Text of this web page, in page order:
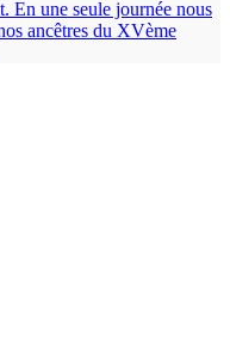
En une seule journée nous
ancêtres du XVème